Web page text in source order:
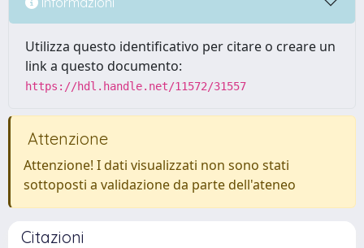
Utilizza questo identificativo per citare o creare un
link a questo documento:
https://hdl.handle.net/11572/31557
Attenzione
Attenzione! I dati visualizzati non sono stati
sottoposti a validazione da parte dell'ateneo
Citazioni